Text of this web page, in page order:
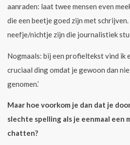
aanraden: laat twee mensen even
die een beetje goed zijn met
neefje/nichtje zijn die journalistiek
Nogmaals: bij een profieltekst vind ik
cruciaal ding omdat je gewoon dan
genomen.’
Maar hoe voorkom je dan dat je
slechte spelling als je eenmaal een
chatten?